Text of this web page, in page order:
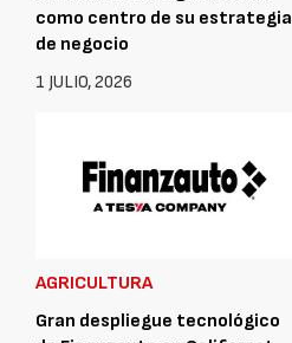
como centro de su estrategia
de negocio
1 JULIO, 2026
AGRICULTURA
Gran despliegue tecnológico